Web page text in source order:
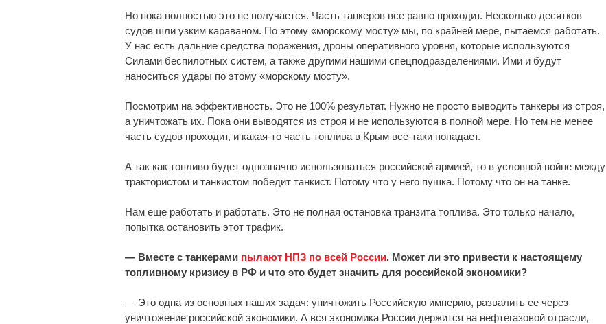
Но пока полностью это не получается. Часть танкеров все равно проходит. Несколько десятков
судов шли узким караваном. По этому «морскому мосту» мы, по крайней мере, пытаемся работать.
У нас есть дальние средства поражения, дроны оперативного уровня, которые используются
Силами беспилотных систем, а также другими нашими спецподразделениями. Ими и будут
наноситься удары по этому «морскому мосту».
Посмотрим на эффективность. Это не 100% результат. Нужно не просто выводить танкеры из строя,
а уничтожать их. Пока они выводятся из строя и не используются в полной мере. Но тем не менее
часть судов проходит, и какая-то часть топлива в Крым все-таки попадает.
А так как топливо будет однозначно использоваться российской армией, то в условной войне между
трактористом и танкистом победит танкист. Потому что у него пушка. Потому что он на танке.
Нам еще работать и работать. Это не полная остановка транзита топлива. Это только начало,
попытка остановить этот трафик.
— Вместе с танкерами пылают НПЗ по всей России. Может ли это привести к настоящему
топливному кризису в РФ и что это будет значить для российской экономики?
— Это одна из основных наших задач: уничтожить Российскую империю, развалить ее через
уничтожение российской экономики. А вся экономика России держится на нефтегазовой отрасли,